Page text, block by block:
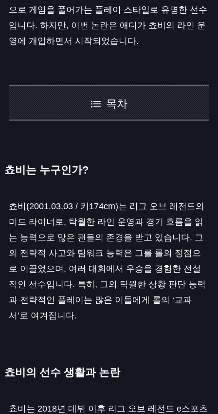
으로 게임을 풀어가는 플레이 스타일로 유명한 선수
입니다. 하지만, 이번 논란은 애디가 쵸비의 라인 운
영에 개입하면서 시작되었습니다.
목차
쵸비는 누구인가?
쵸비(2001.03.03 / 키174cm)는 리그 오브 레전드의
미드 라이너로, 탁월한 라인 운영과 경기 흐름을 읽
는 능력으로 많은 팬들의 존경을 받고 있습니다. 그
의 전략적 사고와 팀워크 능력은 그를 롤의 정점으
로 이끌었으며, 여러 대회에서 우승을 경험한 전설
적인 선수입니다. 특히, 그의 탁월한 상황 판단 능력
과 전략적인 플레이는 많은 이들에게 롤의 ‘교과
서’로 여겨집니다.
쵸비의 선수 생활과 논란
쵸비는 2018년 데뷔 이후 리그 오브 레전드 e스포츠